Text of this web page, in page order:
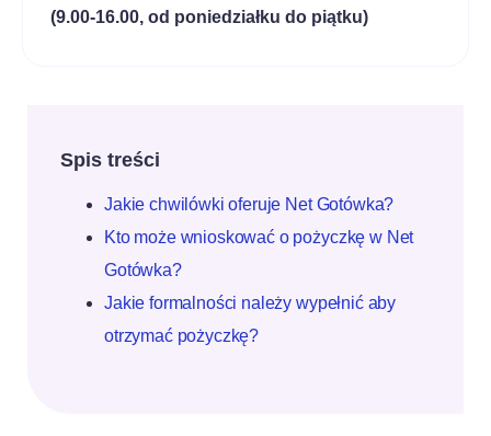
(9.00-16.00, od poniedziałku do piątku)
Spis treści
Jakie chwilówki oferuje Net Gotówka?
Kto może wnioskować o pożyczkę w Net
Gotówka?
Jakie formalności należy wypełnić aby
otrzymać pożyczkę?